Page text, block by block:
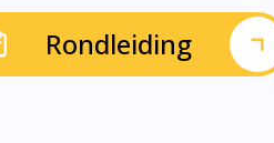
Rondleiding